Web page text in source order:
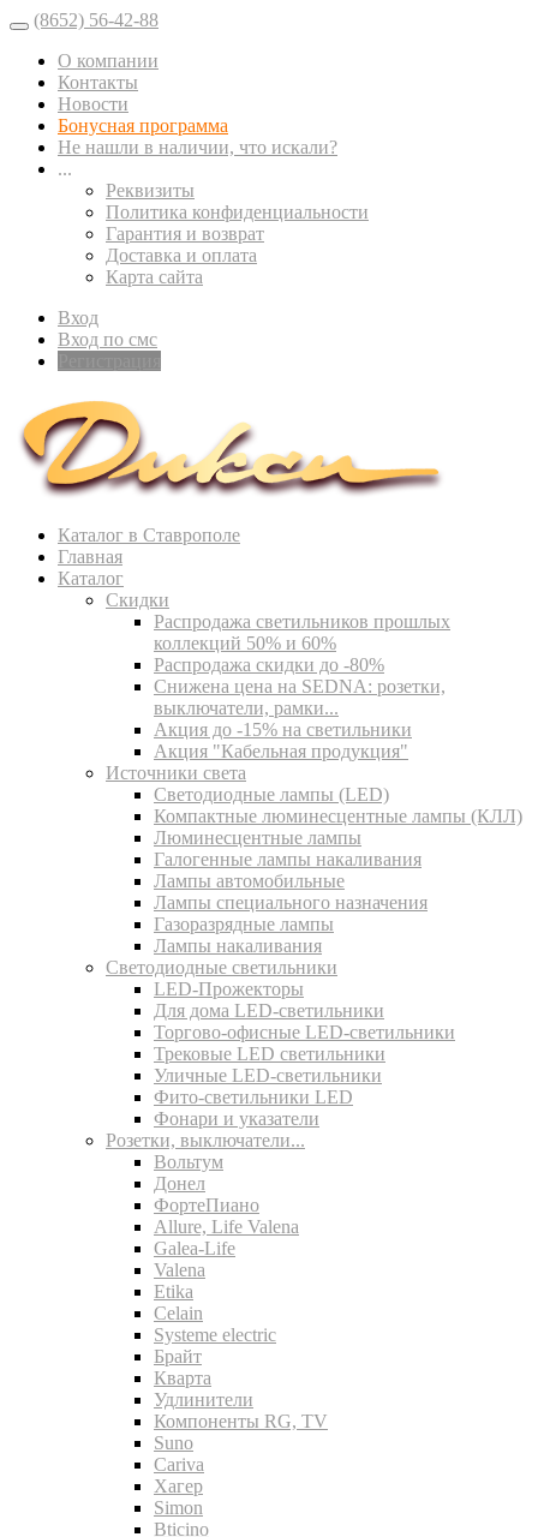
(8652) 56-42-88
О компании
Контакты
Новости
Бонусная программа
Не нашли в наличии, что искали?
...
Реквизиты
Политика конфиденциальности
Гарантия и возврат
Доставка и оплата
Карта сайта
Вход
Вход по смс
Каталог в Ставрополе
Главная
Каталог
Скидки
Распродажа светильников прошлых
коллекций 50% и 60%
Распродажа скидки до -80%
Cнижена цена на SEDNA: розетки,
выключатели, рамки...
Акция до -15% на светильники
Акция "Кабельная продукция"
Источники света
Светодиодные лампы (LED)
Компактные люминесцентные лампы (КЛЛ)
Люминесцентные лампы
Галогенные лампы накаливания
Лампы автомобильные
Лампы специального назначения
Газоразрядные лампы
Лампы накаливания
Светодиодные светильники
LED-Прожекторы
Для дома LED-светильники
Торгово-офисные LED-светильники
Трековые LED светильники
Уличные LED-светильники
Фито-светильники LED
Фонари и указатели
Розетки, выключатели...
Вольтум
Донел
ФортеПиано
Allure, Life Valena
Galea-Life
Valena
Etika
Celain
Systeme electric
Брайт
Кварта
Удлинители
Компоненты RG, TV
Suno
Cariva
Хагер
Simon
Bticino